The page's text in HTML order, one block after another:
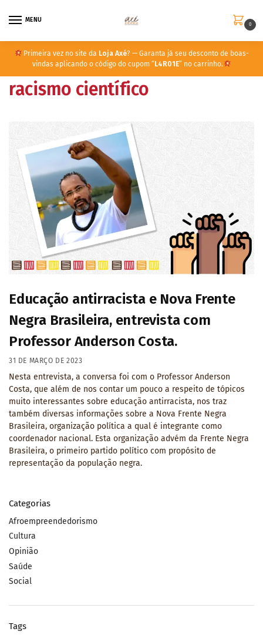
MENU
0
Primeira vez no site da Loja Axé? — Garanta já seu desconto de boas-
vindas aplicando o código do cupom “ L4R01E” no carrinho.
racismo científico
Educação antirracista e Nova Frente
Negra Brasileira, entrevista com
Professor Anderson Costa.
31 DE MARÇO DE 2023
Nesta entrevista, a conversa foi com o Professor Anderson
Costa, que além de nos contar um pouco a respeito de tópicos
muito interessantes sobre educação antirracista, nos traz
também diversas informações sobre a Nova Frente Negra
Brasileira, organização política a qual é integrante como
coordenador nacional. Esta organização advém da Frente Negra
Brasileira, o primeiro partido político com propósito de
representação da população negra.
Categorias
Afroempreendedorismo
Cultura
Opinião
Saúde
Social
Tags